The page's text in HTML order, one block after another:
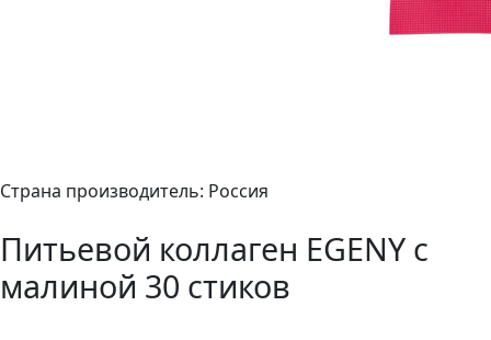
Страна производитель: Россия
Питьевой коллаген EGENY с
малиной 30 стиков